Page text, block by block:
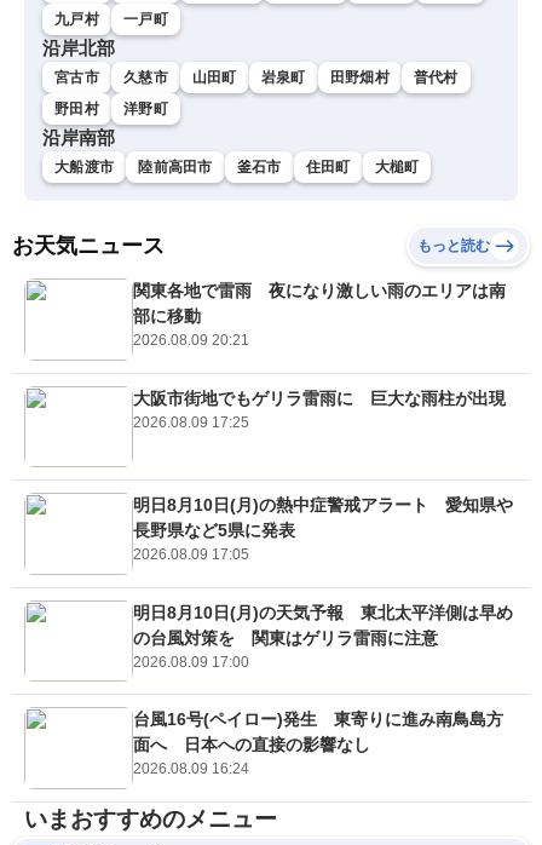
九戸村 一戸町
沿岸北部
宮古市 久慈市 山田町 岩泉町 田野畑村
普代村
野田村
洋野町
沿岸南部
大船渡市 陸前高田市 釜石市 住田町 大槌町
お天気ニュース もっと読む
関東各地で雷雨 夜になり激しい雨のエリアは南
部に移動
2026.08.09 20:21
大阪市街地でもゲリラ雷雨に 巨大な雨柱が出現
2026.08.09 17:25
明日8月10日(月)の熱中症警戒アラート 愛知県や
長野県など5県に発表
2026.08.09 17:05
明日8月10日(月)の天気予報 東北太平洋側は早め
の台風対策を 関東はゲリラ雷雨に注意
2026.08.09 17:00
台風16号(ペイロー)発生 東寄りに進み南鳥島方
面へ 日本への直接の影響なし
2026.08.09 16:24
いまおすすめのメニュー